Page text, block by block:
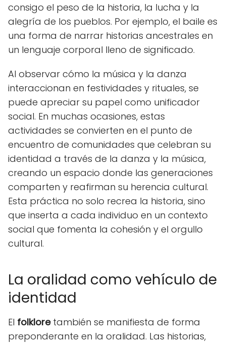
consigo el peso de la historia, la lucha y la
alegría de los pueblos. Por ejemplo, el baile es
una forma de narrar historias ancestrales en
un lenguaje corporal lleno de significado.
Al observar cómo la música y la danza
interaccionan en festividades y rituales, se
puede apreciar su papel como unificador
social. En muchas ocasiones, estas
actividades se convierten en el punto de
encuentro de comunidades que celebran su
identidad a través de la danza y la música,
creando un espacio donde las generaciones
comparten y reafirman su herencia cultural.
Esta práctica no solo recrea la historia, sino
que inserta a cada individuo en un contexto
social que fomenta la cohesión y el orgullo
cultural.
La oralidad como vehículo de
identidad
El folkloretambién se manifiesta de forma
preponderante en la oralidad. Las historias,